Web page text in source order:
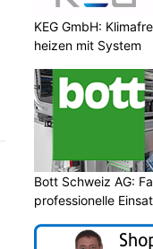
KEG GmbH:
heizen mit System
Bott Schweiz AG:
professionelle